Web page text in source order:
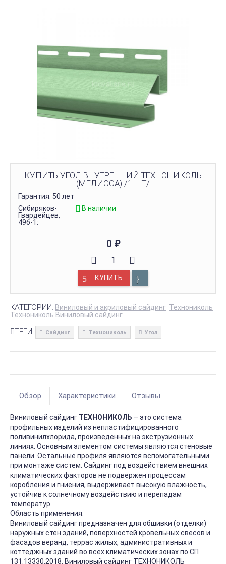
КУПИТЬ УГОЛ ВНУТРЕННИЙ ТЕХНОНИКОЛЬ
(МЕЛИССА) /1 ШТ/
Гарантия: 50 лет
Сибиряков-
Гвардейцев,
49б-1:
В наличии
0 ₽
КУПИТЬ
КАТЕГОРИИ: Виниловый и акриловый сайдинг Технониколь
Технониколь Виниловый сайдинг
ТЕГИ: Сайдинг Технониколь Угол
Обзор Характеристики Отзывы
Виниловый сайдинг ТЕХНОНИКОЛЬ – это система
профильных изделий из непластифицированного
поливинилхлорида, произведенных на экструзионных
линиях. Основным элементом системы являются стеновые
панели. Остальные профиля являются вспомогательными
при монтаже систем. Сайдинг под воздействием внешних
климатических факторов не подвержен процессам
коробления и гниения, выдерживает высокую влажность,
устойчив к солнечному воздействию и перепадам
температур.
Область применения:
Виниловый сайдинг предназначен для обшивки (отделки)
наружных стен зданий, поверхностей кровельных свесов и
фасадов веранд, террас жилых, административных и
коттеджных зданий во всех климатических зонах по СП
131.13330.2018. Виниловый сайдинг ТЕХНОНИКОЛЬ